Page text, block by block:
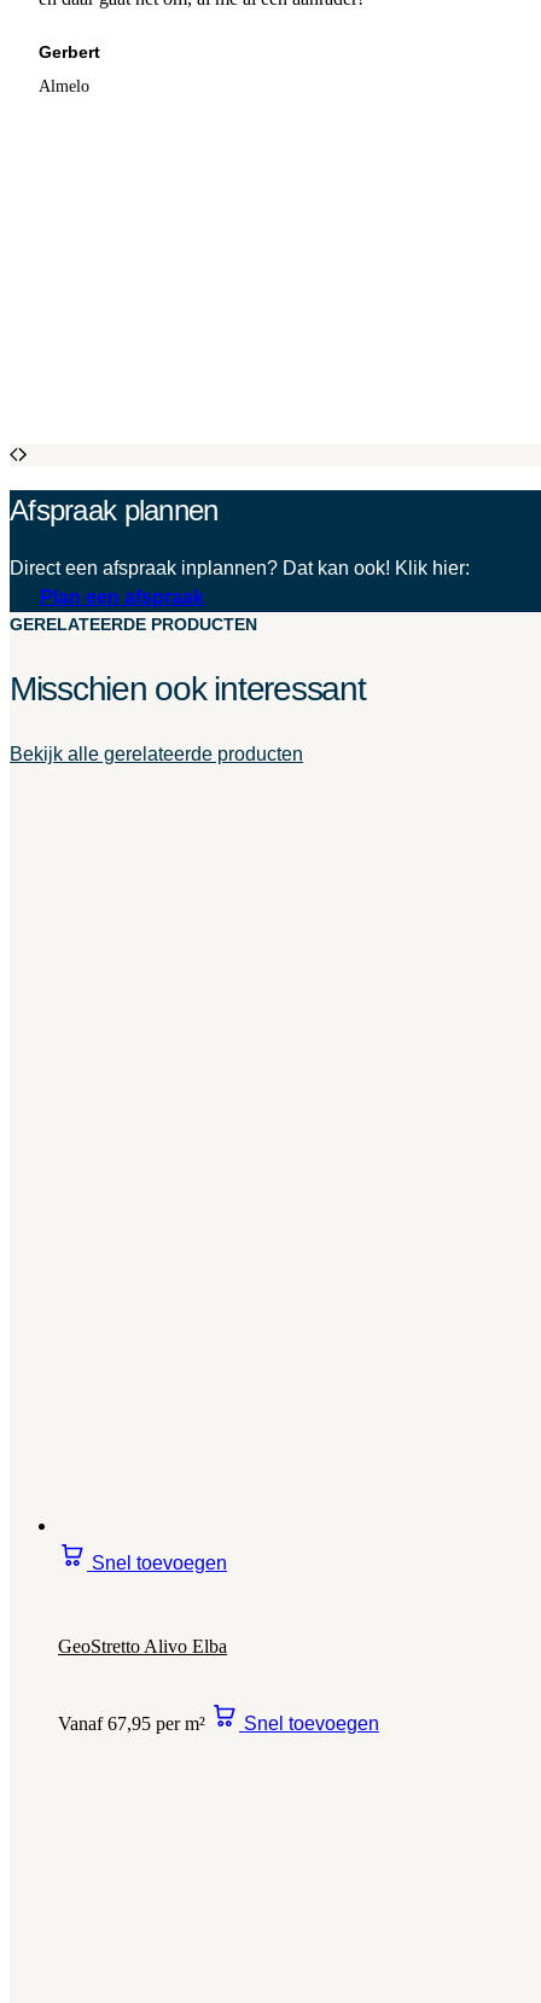
Gerbert
Almelo
Afspraak plannen
Direct een afspraak inplannen? Dat kan ook! Klik hier:
Plan een afspraak
GERELATEERDE PRODUCTEN
Misschien ook interessant
Bekijk alle gerelateerde producten
Snel toevoegen
GeoStretto Alivo Elba
Vanaf 67,95 per m² Snel toevoegen